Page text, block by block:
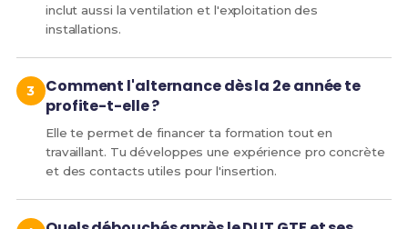
inclut aussi la ventilation et l'exploitation des
installations.
Comment l'alternance dès la 2e année te
profite-t-elle ?
Elle te permet de financer ta formation tout en
travaillant. Tu développes une expérience pro concrète
et des contacts utiles pour l'insertion.